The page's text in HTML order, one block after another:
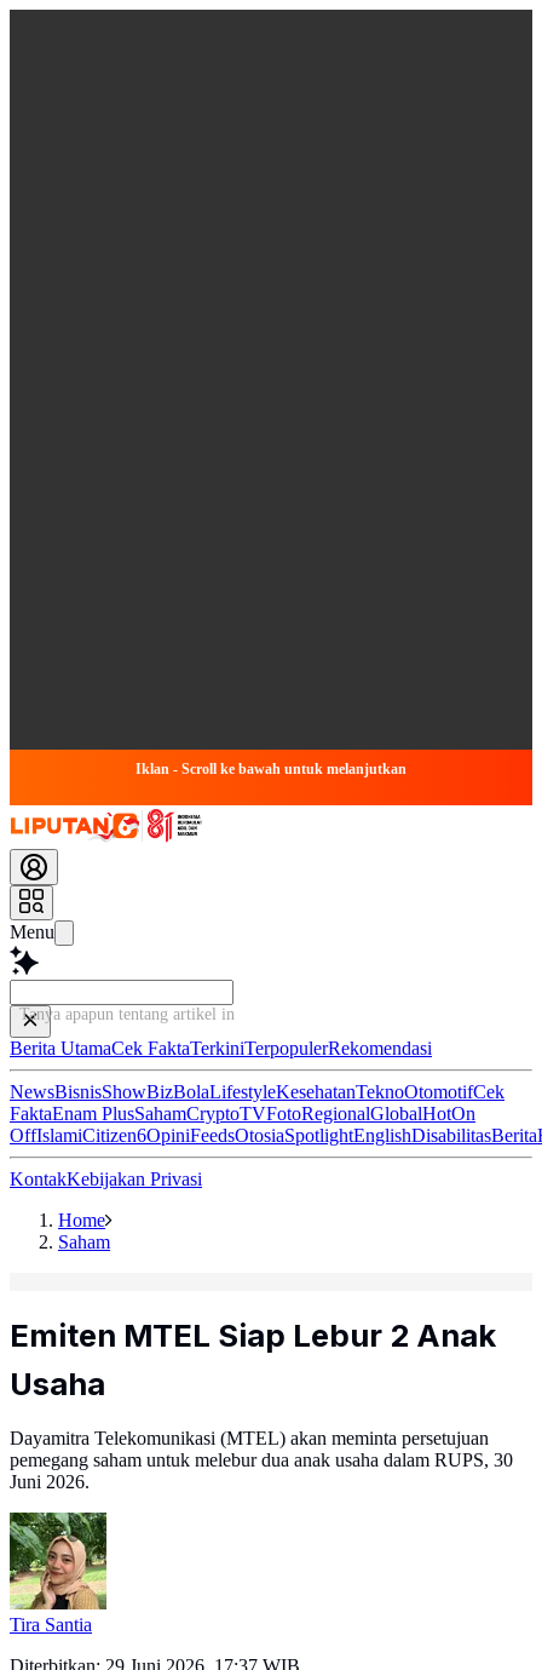
Iklan - Scroll ke bawah untuk melanjutkan
Menu
Tanya apapun tentang artikel ini.
Berita UtamaCek FaktaTerkiniTerpopulerRekomendasi
NewsBisnisShowBizBolaLifestyleKesehatanTeknoOtomotifCek
FaktaEnam PlusSahamCryptoTVFotoRegionalGlobalHotOn
OffIslamiCitizen6OpiniFeedsOtosiaSpotlightEnglishDisabilitasBerita
KontakKebijakan Privasi
Home
Saham
Emiten MTEL Siap Lebur 2 Anak
Usaha
Dayamitra Telekomunikasi (MTEL) akan meminta persetujuan
pemegang saham untuk melebur dua anak usaha dalam RUPS, 30
Juni 2026.
Tira Santia